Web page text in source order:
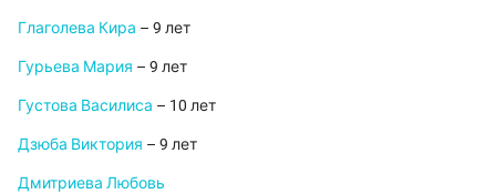
Глаголева Кира – 9 лет
Гурьева Мария – 9 лет
Густова Василиса – 10 лет
Дзюба Виктория – 9 лет
Дмитриева Любовь